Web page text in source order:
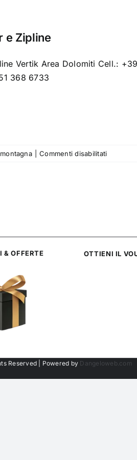
e Zipline
Vertik Area Dolomiti Cell.:
368 6733
Commenti disabilitatisu
& OFFERTE OTTIENI IL
Reserved | Powered by Dangeloweb.com